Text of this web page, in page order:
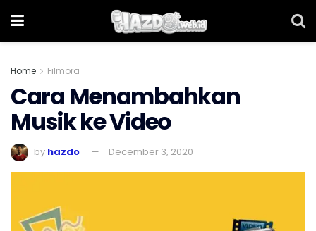
Home Filmora
Cara Menambahkan
Musik ke Video
by hazdo December 3, 2020